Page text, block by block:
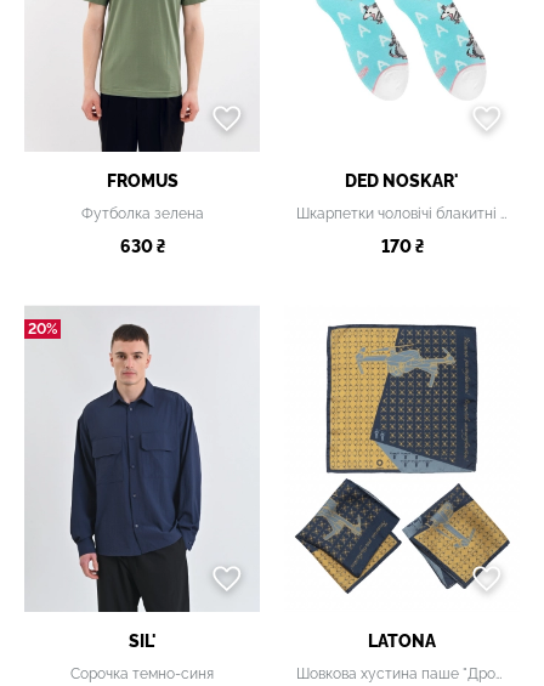
FROMUS
Футболка зелена
630 ₴
DED NOSKAR'
Шкарпетки чоловічі блакитні з принтом
170 ₴
20%
SIL'
Сорочка темно-синя
LATONA
Шовкова хустина паше "Дрони", 30 х 30 см